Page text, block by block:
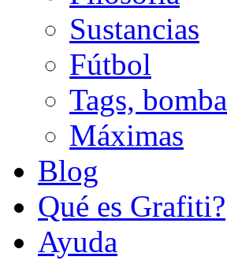
Sustancias
Fútbol
Tags,
Máximas
Blog
Qué es Grafiti?
Ayuda